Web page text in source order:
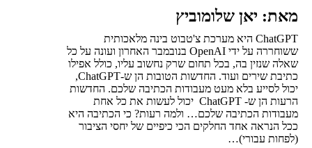
מאת: יאן שלומוביץ
ChatGPT היא מערכת צ'טבוט בינה מלאכותית
ששוחררה על ידי OpenAI בנובמבר האחרון ועונה על כל
שאלה שנזין בה, בכל תחום שרק נחשוב עליו, כולל אפילו
כתיבת שירים ועוד. החדשות הטובות הן ש-ChatGPT,
יכול לסייע בלא מעט מעבודות הכתיבה שלכם. החדשות
הרעות הן ש- ChatGPT יכול לעשות את כל אחת
מעבודות הכתיבה שלכם… ולמה רעות? כי הכתיבה היא
ככל הנראה אחד החלקים הכי כיפיים של יחסי הציבור
(לפחות עבורי)…